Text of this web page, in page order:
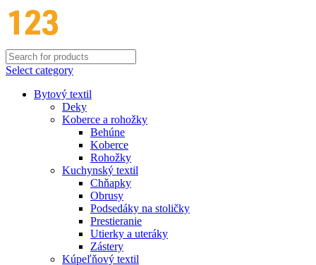
Select category
Bytový textil
Deky
Koberce a rohožky
Behúne
Koberce
Rohožky
Kuchynský textil
Chňapky
Obrusy
Podsedáky na stoličky
Prestieranie
Utierky a uteráky
Zástery
Kúpeľňový textil